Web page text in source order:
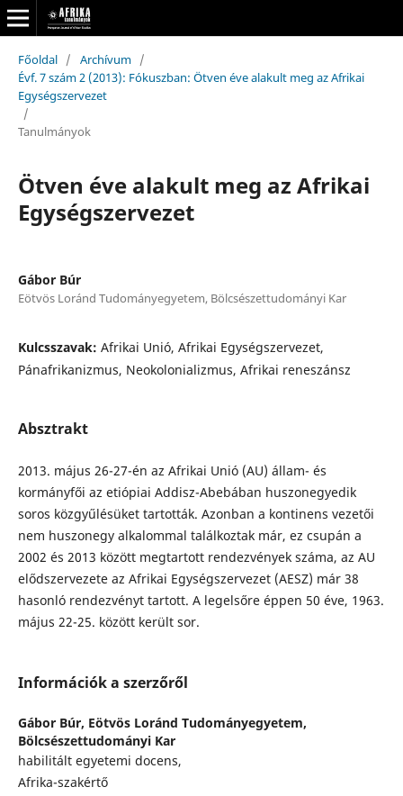
Főoldal / Archívum /
Évf. 7 szám 2 (2013): Fókuszban: Ötven éve alakult meg az Afrikai
Egységszervezet
/
Tanulmányok
Ötven éve alakult meg az Afrikai
Egységszervezet
Gábor Búr
Eötvös Loránd Tudományegyetem, Bölcsészettudományi Kar
Kulcsszavak: Afrikai Unió, Afrikai Egységszervezet,
Pánafrikanizmus, Neokolonializmus, Afrikai reneszánsz
Absztrakt
2013. május 26-27-én az Afrikai Unió (AU) állam- és
kormányfői az etiópiai Addisz-Abebában huszonegyedik
soros közgyűlésüket tartották. Azonban a kontinens vezetői
nem huszonegy alkalommal találkoztak már, ez csupán a
2002 és 2013 között megtartott rendezvények száma, az AU
elődszervezete az Afrikai Egységszervezet (AESZ) már 38
hasonló rendezvényt tartott. A legelsőre éppen 50 éve, 1963.
május 22-25. között került sor.
Információk a szerzőről
Gábor Búr, Eötvös Loránd Tudományegyetem,
Bölcsészettudományi Kar
habilitált egyetemi docens,
Afrika-szakértő